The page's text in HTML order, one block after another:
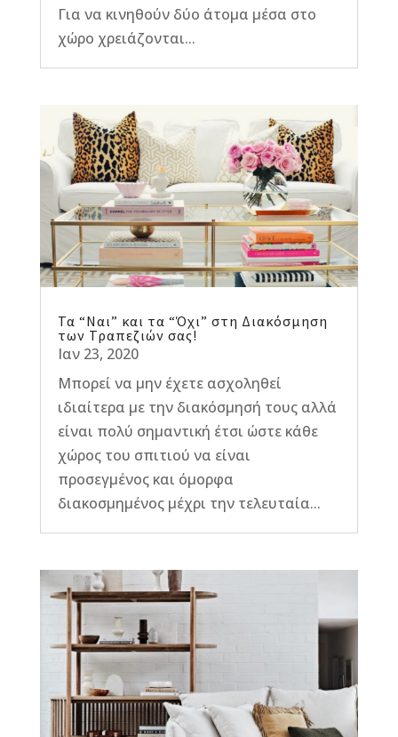
Για να κινηθούν δύο άτομα μέσα στο
χώρο χρειάζονται...
Τα “Ναι” και τα “Όχι” στη Διακόσμηση
των Τραπεζιών σας!
Ιαν 23, 2020
Μπορεί να μην έχετε ασχοληθεί
ιδιαίτερα με την διακόσμησή τους αλλά
είναι πολύ σημαντική έτσι ώστε κάθε
χώρος του σπιτιού να είναι
προσεγμένος και όμορφα
διακοσμημένος μέχρι την τελευταία...